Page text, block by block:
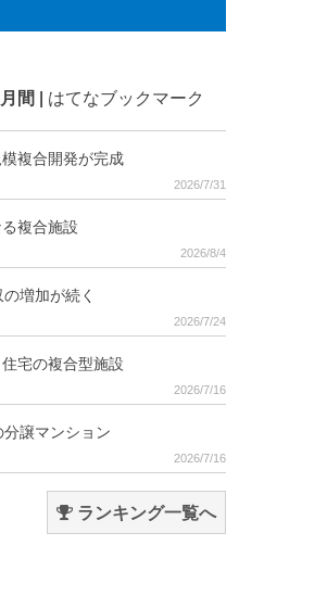
月間 はてなブックマーク
複合開発が完成
2026/7/31
複合施設
2026/8/4
増加が続く
2026/7/24
宅の複合型施設
2026/7/16
譲マンション
2026/7/16
ランキング一覧へ